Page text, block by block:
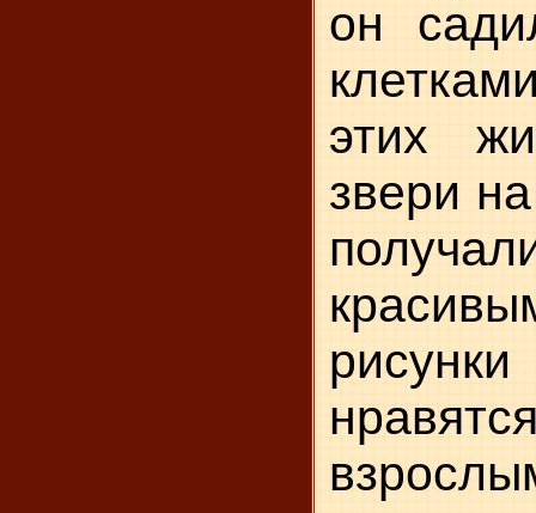
он
этих
звери